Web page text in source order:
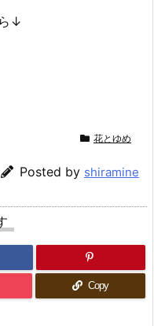
↓
花とゆめ
Posted by shiramine
Copy